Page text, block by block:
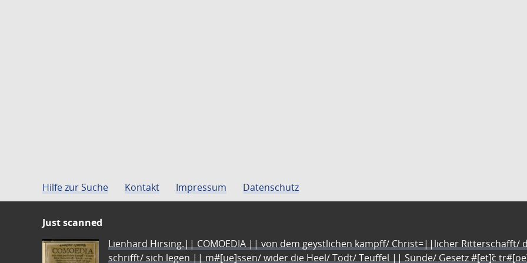
Hilfe zur Suche Kontakt Impressum Datenschutz
Just scanned
Lienhard Hirsing.|| COMOEDIA || von dem geystlichen kampff/ Christ=||licher Ritterschafft/
schrifft/ sich legen || m#[ue]ssen/ wider die Heel/ Todt/ Teuffel || Sünde/ Gesetz #[et]c̃